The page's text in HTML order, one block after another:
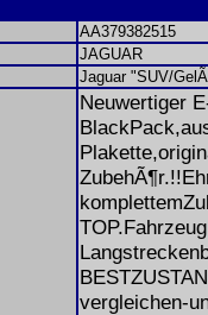
AA379382515
JAGUAR
Jaguar "SUV/
Neuwertiger
vergleichen-